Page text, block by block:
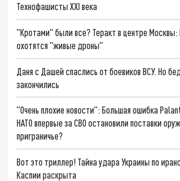
Технофашисты XXI века
"Кротами" были все? Теракт в центре Москвы:
охотятся "живые дроны"
Даня с Дашей спаслись от боевиков ВСУ. Но
закончились
"Очень плохие новости": Большая ошибка
НАТО впервые за СВО остановили поставки
приграничье?
Вот это триллер! Тайна удара Украины по
Каспии раскрыта